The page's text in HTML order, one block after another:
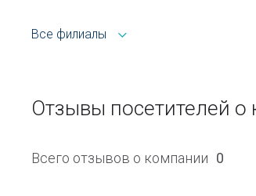
Все филиалы
Отзывы посетителей
Всего отзывов о компании 0